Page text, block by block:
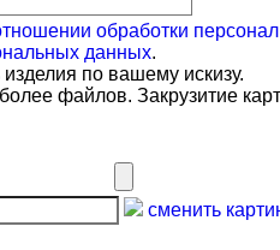
обработки
данных.
по вашему искизу.
файлов. Закрузитие
сменить